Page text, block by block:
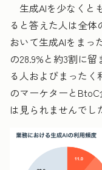
生成AIを少なくと
ると答えた人は全体
おいて生成AIをまっ
の28.9%と約3割に留
る人およびまった
のマーケターと
は見られませんでし